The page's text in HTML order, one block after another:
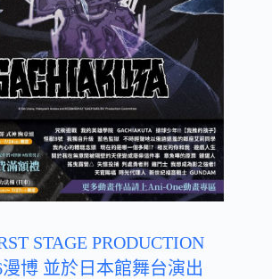
STAGE PRODUCTION
博 並於日本館舞台演出